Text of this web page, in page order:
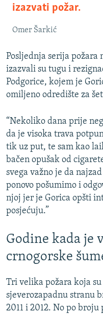
izazvati požar.
Omer Šarkić
Posljednja serija
izazvali su tugu i
Podgorice, kojem je
omiljeno odredište za
“Nekoliko dana prije
da je visoka trava
tik uz put, te sam kao
bačen opušak od
svega važno je da
ponovo pošumimo i
njoj jer je Gorica opšti
posjećuju.”
Godine kada je
crnogorske
Tri velika požara koja
sjeverozapadnu stranu
2011 i 2012. No po